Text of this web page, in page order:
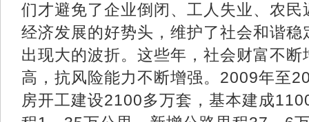
们才避免了企业倒闭、工人失业、农
经济发展的好势头，维护了社会和谐
出现大的波折。这些年，社会财富不
高，抗风险能力不断增强。2009年至
房开工建设2100多万套，基本建成